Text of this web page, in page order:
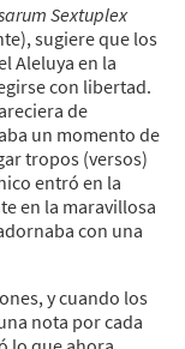
Sextuplex
sugiere que los
Aleluya en la
con libertad.
de
un momento de
tropos (versos)
entró en la
en la maravillosa
con una
y cuando los
nota por cada